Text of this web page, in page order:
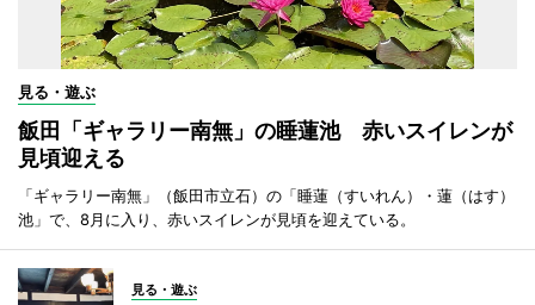
見る・遊ぶ
飯田「ギャラリー南無」の睡蓮池 赤いスイレンが
見頃迎える
「ギャラリー南無」（飯田市立石）の「睡蓮（すいれん）・蓮（はす）
池」で、8月に入り、赤いスイレンが見頃を迎えている。
見る・遊ぶ